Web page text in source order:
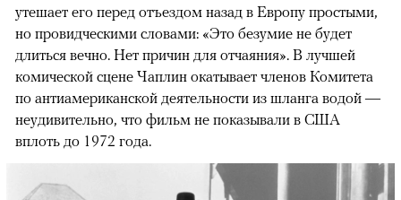
утешает его перед отъездом назад в Европу простыми,
но провидческими словами: «Это безумие не будет
длиться вечно. Нет причин для отчаяния». В лучшей
комической сцене Чаплин окатывает членов Комитета
по антиамериканской деятельности из шланга водой —
неудивительно, что фильм не показывали в США
вплоть до 1972 года.